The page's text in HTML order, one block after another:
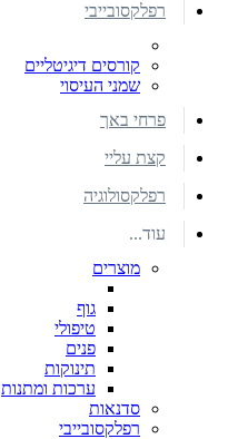
רפלקסובייבי
קורסים דיגיטליים
שמני העיסוי
פרחי באך
קצת עליי
רפלקסולוגיה
עוד...
מוצרים
גוף
טיפולי
פנים
תינוקות
ערכות ומתנות
סדנאות
רפלקסובייבי